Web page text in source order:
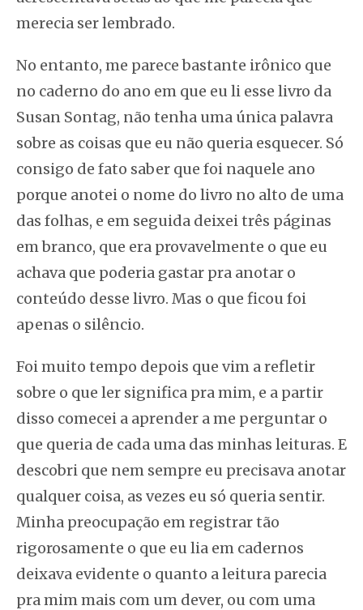
merecia ser lembrado.
No entanto, me parece bastante irônico que
no caderno do ano em que eu li esse livro da
Susan Sontag, não tenha uma única palavra
sobre as coisas que eu não queria esquecer. Só
consigo de fato saber que foi naquele ano
porque anotei o nome do livro no alto de uma
das folhas, e em seguida deixei três páginas
em branco, que era provavelmente o que eu
achava que poderia gastar pra anotar o
conteúdo desse livro. Mas o que ficou foi
apenas o silêncio.
Foi muito tempo depois que vim a refletir
sobre o que ler significa pra mim, e a partir
disso comecei a aprender a me perguntar o
que queria de cada uma das minhas leituras. E
descobri que nem sempre eu precisava anotar
qualquer coisa, as vezes eu só queria sentir.
Minha preocupação em registrar tão
rigorosamente o que eu lia em cadernos
deixava evidente o quanto a leitura parecia
pra mim mais com um dever, ou com uma